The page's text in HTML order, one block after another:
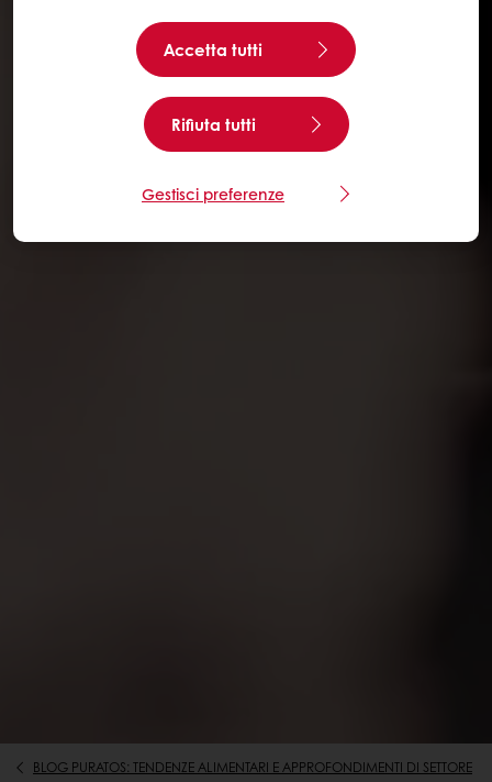
BLOG PURATOS: TENDENZE ALIMENTARI E APPROFONDIMENTI DI SETTORE
Accetta tutti
Rifiuta tutti
Gestisci preferenze